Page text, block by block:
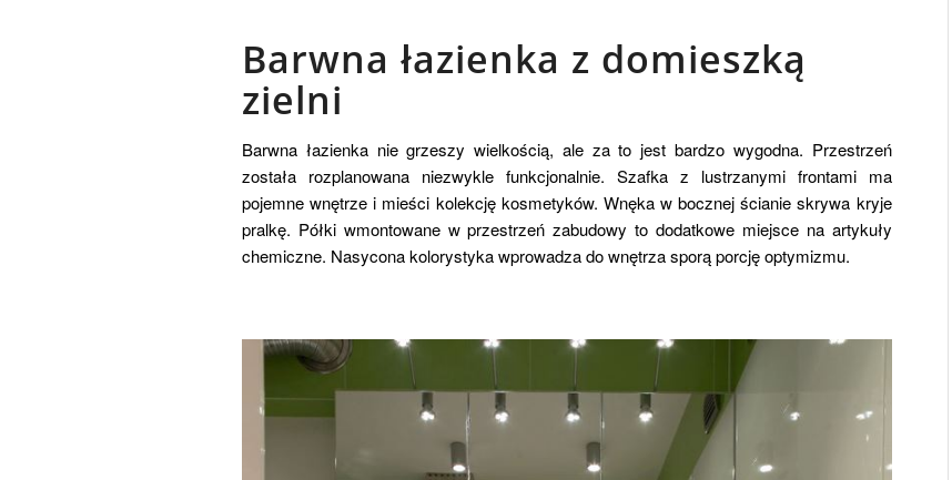
Barwna łazienka z domieszką
zielni
Barwna łazienka nie grzeszy wielkością, ale za to jest bardzo wygodna. Przestrzeń
została rozplanowana niezwykle funkcjonalnie. Szafka z lustrzanymi frontami ma
pojemne wnętrze i mieści kolekcję kosmetyków. Wnęka w bocznej ścianie skrywa kryje
pralkę. Półki wmontowane w przestrzeń zabudowy to dodatkowe miejsce na artykuły
chemiczne. Nasycona kolorystyka wprowadza do wnętrza sporą porcję optymizmu.